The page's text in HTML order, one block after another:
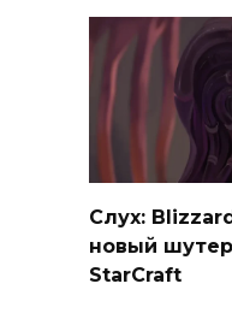
Слух:
новый
StarCraft